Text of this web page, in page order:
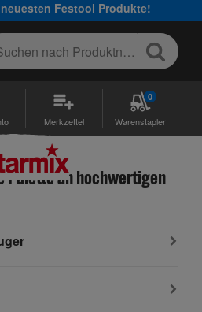
Festool Produkte!
Merkzettel
0
Warenstapler
Palette an hochwertigen